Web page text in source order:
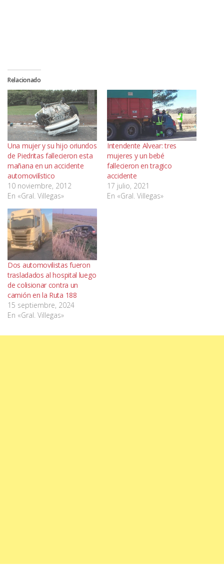
Relacionado
Una mujer y su hijo oriundos
de Piedritas fallecieron esta
mañana en un accidente
automovilístico
10 noviembre, 2012
En «Gral. Villegas»
Intendente Alvear: tres
mujeres y un bebé
fallecieron en tragico
accidente
17 julio, 2021
En «Gral. Villegas»
Dos automovilistas fueron
trasladados al hospital luego
de colisionar contra un
camión en la Ruta 188
15 septiembre, 2024
En «Gral. Villegas»